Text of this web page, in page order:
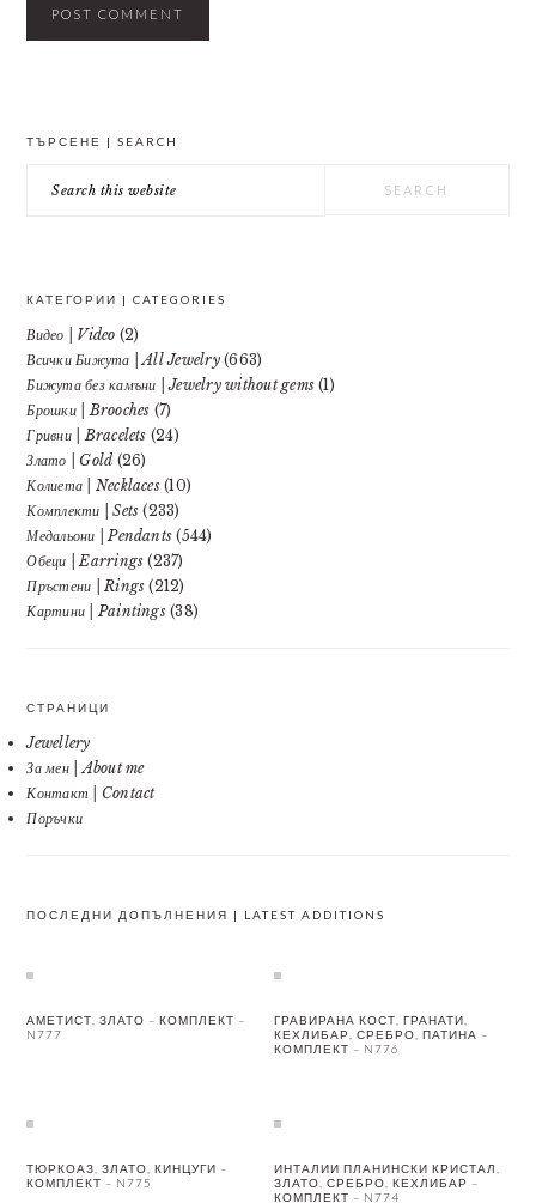
ТЪРСЕНЕ | SEARCH
this
КАТЕГОРИИ | CATEGORIES
Видео | Video (2)
Всички Бижута | All Jewelry(663)
Бижута без камъни | Jewelry without gems (1)
Брошки | Brooches (7)
Гривни | Bracelets (24)
Злато | Gold (26)
Колиета | Necklaces(10)
Комплекти | Sets (233)
Медальони | Pendants (544)
Обеци | Earrings (237)
Пръстени | Rings (212)
Картини | Paintings(38)
СТРАНИЦИ
Jewellery
За мен | About me
Контакт | Contact
Поръчки
ПОСЛЕДНИ ДОПЪЛНЕНИЯ | LATEST ADDITIONS
АМЕТИСТ, ЗЛАТО – КОМПЛЕКТ –
N777
ГРАВИРАНА КОСТ, ГРАНАТИ,
КЕХЛИБАР, СРЕБРО, ПАТИНА –
КОМПЛЕКТ – N776
ТЮРКОАЗ, ЗЛАТО, КИНЦУГИ –
КОМПЛЕКТ – N775
ИНТАЛИИ ПЛАНИНСКИ КРИСТАЛ,
ЗЛАТО, СРЕБРО, КЕХЛИБАР –
КОМПЛЕКТ – N774